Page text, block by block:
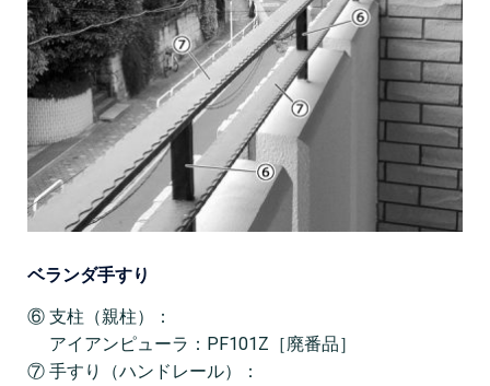
ベランダ手すり
⑥ 支柱（親柱）：
アイアンピューラ：PF101Z［廃番品］
⑦ 手すり（ハンドレール）：